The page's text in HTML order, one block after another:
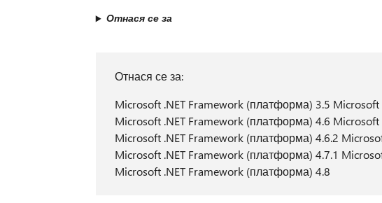
Отнася се за
Отнася се за:
Microsoft .NET Framework (платформа) 3.5
Microsoft .NET Framework (платформа) 4.6
Microsoft .NET Framework (платформа) 4.6.2
Microsoft .NET Framework (платформа) 4.7.1
Microsoft .NET Framework (платформа) 4.8